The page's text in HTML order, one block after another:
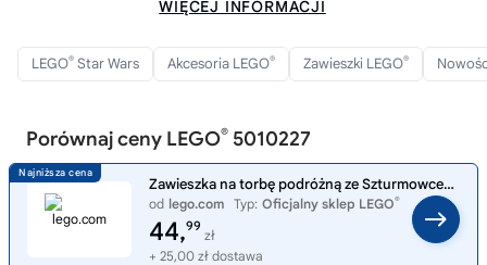
WIĘCEJ INFORMACJI
LEGO® Star Wars Akcesoria LEGO® Zawieszki LEGO®
Porównaj ceny LEGO® 5010227
Zawieszka na torbę podróżną ze Szturmowcem™ 5010227
od lego.com Typ: Oficjalny sklep LEGO®
44,99
zł
+ 25,00 zł dostawa